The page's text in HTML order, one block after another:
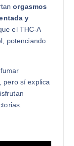
orgasmos
y
el THC-A
potenciando
pero sí explica